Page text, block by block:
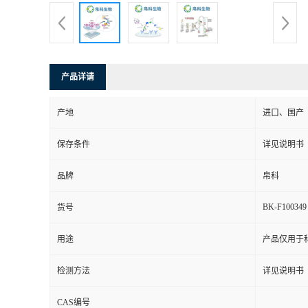
产品详请
产地 进口、国产
保存条件 详见说明书
品牌 帛科
货号 BK-F100349
用途 产品仅用于
检测方法 详见说明书
CAS编号